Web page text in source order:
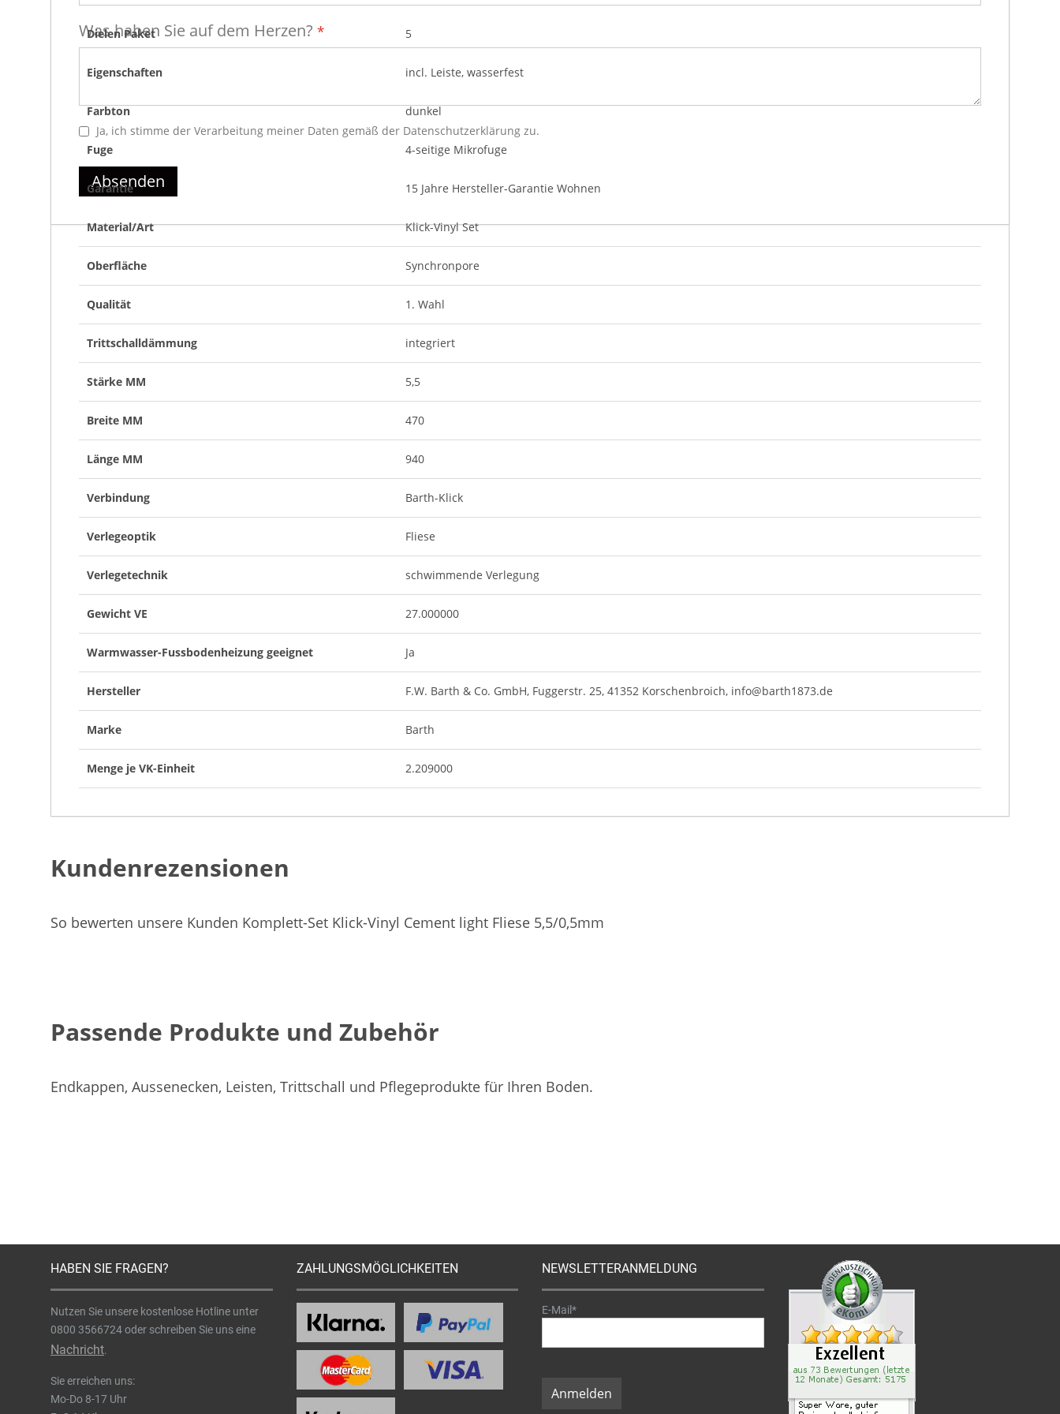
Dielen Paket 5
Eigenschaften incl. Leiste, wasserfest
Farbton dunkel
Fuge 4-seitige Mikrofuge
Garantie 15 Jahre Hersteller-Garantie Wohnen
Material/Art Klick-Vinyl Set
Oberfläche Synchronpore
Qualität 1. Wahl
Trittschalldämmung integriert
Stärke MM 5,5
Breite MM 470
Länge MM 940
Verbindung Barth-Klick
Verlegeoptik Fliese
Verlegetechnik schwimmende Verlegung
Gewicht VE 27.000000
Warmwasser-Fussbodenheizung geeignet Ja
Hersteller F.W. Barth & Co. GmbH, Fuggerstr. 25, 41352 Korschenbroich, info@barth1873.de
Marke Barth
Menge je VK-Einheit 2.209000
Was haben Sie auf dem Herzen?
Ja, ich stimme der Verarbeitung meiner Daten gemäß der Datenschutzerklärungzu.
Absenden
Kundenrezensionen
So bewerten unsere Kunden Komplett-Set Klick-Vinyl Cement light Fliese 5,5/0,5mm
Passende Produkte und Zubehör
Endkappen, Aussenecken, Leisten, Trittschall und Pflegeprodukte für Ihren Boden.
HABEN SIE FRAGEN?
Nutzen Sie unsere kostenlose Hotline unter
0800 3566724oder schreiben Sie uns eine
Nachricht.
Sie erreichen uns:
Mo-Do 8-17 Uhr
ZAHLUNGSMÖGLICHKEITEN NEWSLETTERANMELDUNG
E-Mail*
Anmelden